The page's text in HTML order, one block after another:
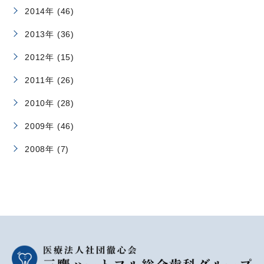
2014年 (46)
2013年 (36)
2012年 (15)
2011年 (26)
2010年 (28)
2009年 (46)
2008年 (7)